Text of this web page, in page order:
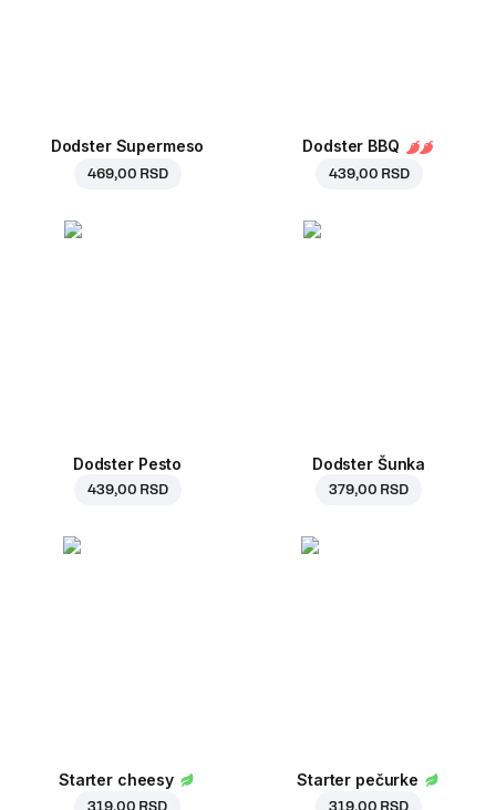
Dodster Supermeso
469,00 RSD
Dodster BBQ
439,00 RSD
Dodster Pesto
439,00 RSD
Dodster Šunka
379,00 RSD
Starter cheesy
319,00 RSD
Starter pečurke
319,00 RSD